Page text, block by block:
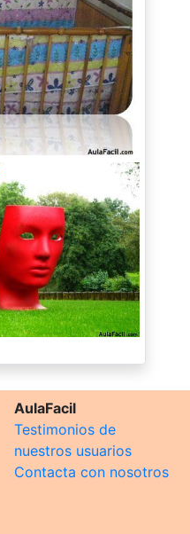
AulaFacil
Testimonios de
nuestros usuarios
Contacta con nosotros